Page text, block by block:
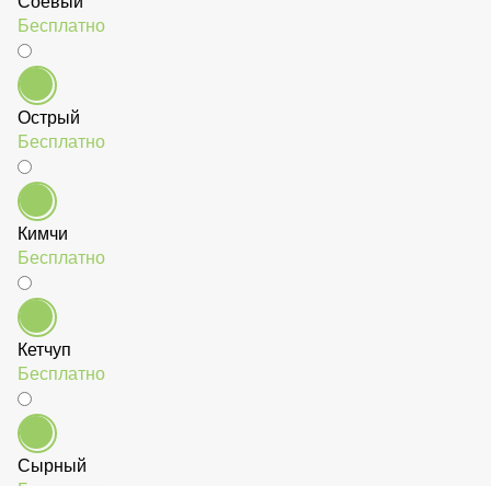
Соевый
Бесплатно
Кимчи
Бесплатно
Кетчуп
Бесплатно